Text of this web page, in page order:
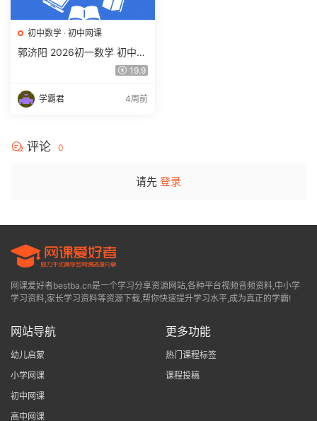
初中数学 · 初中网课
郭济阳 2026初一数学 初中数
学春上 数理思维自主学习·BS
19.9
学霸君 4周前
评论 0
请先 登录
网课爱好者bestba.cn是一个学习分享资源网站,各种平台视频音频资料,中小学
学习资料,家长学习资料等资源下载,帮你快速提升学习水平,成为真正的学霸!
网站导航
幼儿启蒙
小学网课
初中网课
高中网课
更多功能
热门课程标签
课程投稿